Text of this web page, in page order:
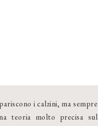
i calzini, ma sempre
teoria molto precisa sul